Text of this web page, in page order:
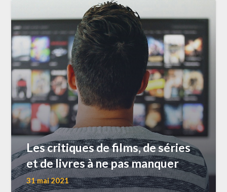
Les critiques de films, de séries
et de livres à ne pas manquer
31 mai 2021